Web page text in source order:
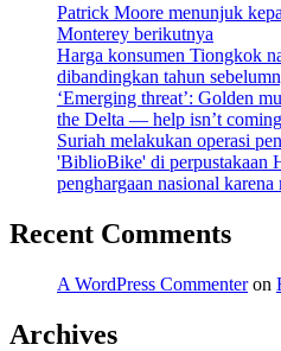
Patrick Moore menunjuk
Monterey berikutnya
Harga konsumen Tiongkok
dibandingkan tahun
‘Emerging threat’: Golden
the Delta — help isn’t coming
Suriah melakukan operasi
'BiblioBike' di perpustakaan
penghargaan nasional
Recent Comments
A WordPress Commenteron
Archives